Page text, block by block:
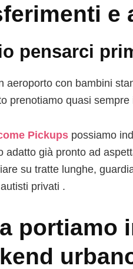
e
pensarci
aeroporto con bambini
prenotiamo quasi
Pickups possiamo
adatto già pronto ad
su tratte lunghe,
privati .
portiamo